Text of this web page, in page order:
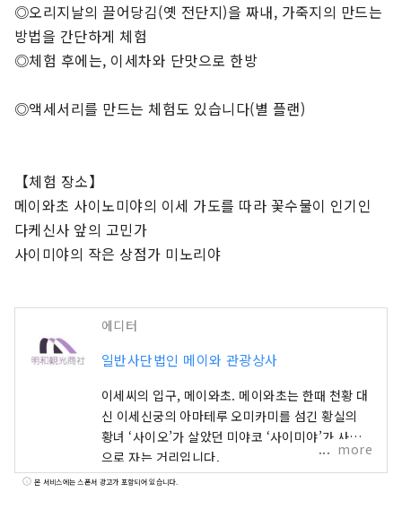
◎오리지날의 끌어당김(옛 전단지)을 짜내, 가죽지의 만드는
방법을 간단하게 체험
◎체험 후에는, 이세차와 단맛으로 한방
◎액세서리를 만드는 체험도 있습니다(별 플랜)
【체험 장소】
메이와초 사이노미야의 이세 가도를 따라 꽃수물이 인기인
다케신사 앞의 고민가
사이미야의 작은 상점가 미노리야
에디터
일반사단법인 메이와 관광상사
이세씨의 입구, 메이와초. 메이와초는 한때 천황 대
신 이세신궁의 아마테루 오미카미를 섬긴 황실의
황녀 ‘사이오’가 살았던 미야코 ‘사이미야’가 사적
으로 자는 거리입니다.
more
본 서비스에는 스폰서 광고가 포함되어 있습니다.